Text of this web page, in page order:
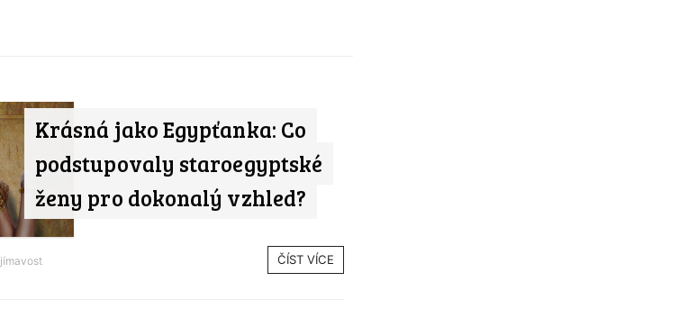
Krásná jako Egypťanka: Co
podstupovaly staroegyptské
ženy pro dokonalý vzhled?
ČÍST VÍCE